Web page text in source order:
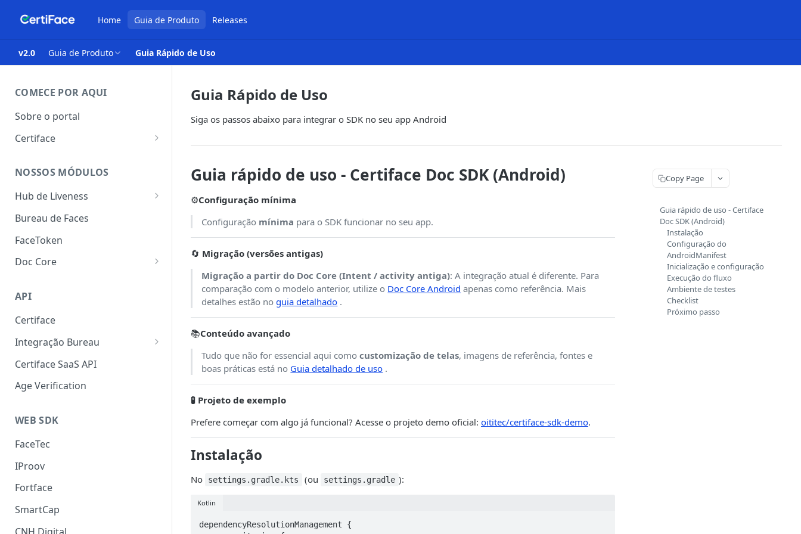
Home Guia de Produto Releases
v2.0 Guia de Produto Guia Rápido de Uso
COMECE POR AQUI
Sobre o portal
Certiface
Certiface AT
NOSSOS MÓDULOS
Hub de Liveness
Liveness Ativo
Liveness Passivo
Liveness Híbrido
Bureau de Faces
FaceToken
Doc Core
OCR
FaceMatch
Autenticação de Docs
API
Certiface
Integração Bureau
Consulta por Aderência
Certiface Risk Detection
Certiface SaaS API
Age Verification
WEB SDK
FaceTec
IProov
Fortface
SmartCap
Guia Rápido de Uso
Siga os passos abaixo para integrar o SDK no seu app Android
Guia rápido de uso - Certiface Doc SDK (Android)
⚙️Configuração mínima
Configuração mínima para o SDK funcionar no seu app.
🔄 Migração (versões antigas)
Migração a partir do Doc Core (Intent / activity antiga): A integração atual é diferente. Para
comparação com o modelo anterior, utilize o Doc Core Android apenas como referência. Mais
detalhes estão noguia detalhado .
📚Conteúdo avançado
Tudo que não for essencial aqui comocustomização de telas, imagens de referência, fontes e
boas práticas está no Guia detalhado de uso .
🧪 Projeto de exemplo
Prefere começar com algo já funcional? Acesse o projeto demo oficial: oititec/certiface-sdk-demo.
Instalação
No settings.gradle.kts (ou settings.gradle ):
Kotlin
dependencyResolutionManagement {
Copy Page
Guia rápido de uso - Certiface
Doc SDK (Android)
Instalação
Configuração do
AndroidManifest
Inicialização e configuração
Execução do fluxo
Ambiente de testes
Checklist
Próximo passo